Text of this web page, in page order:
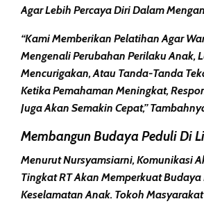
Agar Lebih Percaya Diri Dalam
“Kami Memberikan Pelatihan Agar
Mengenali Perubahan Perilaku Anak,
Mencurigakan, Atau Tanda-Tanda
Ketika Pemahaman Meningkat,
Juga Akan Semakin Cepat,”
Membangun Budaya Peduli Di
Menurut Nursyamsiarni, Komunikasi
Tingkat RT Akan Memperkuat
Keselamatan Anak. Tokoh